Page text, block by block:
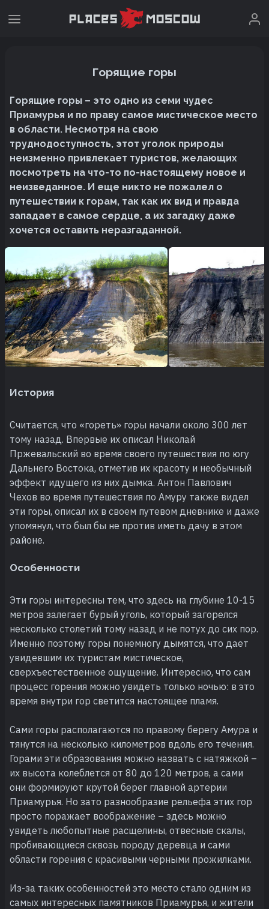
Горящие горы
Горящие горы – это одно из семи чудес
Приамурья и по праву самое мистическое место
в области. Несмотря на свою
труднодоступность, этот уголок природы
неизменно привлекает туристов, желающих
посмотреть на что-то по-настоящему новое и
неизведанное. И еще никто не пожалел о
путешествии к горам, так как их вид и правда
западает в самое сердце, а их загадку даже
хочется оставить неразгаданной.
История
Считается, что «гореть» горы начали около 300 лет
тому назад. Впервые их описал Николай
Пржевальский во время своего путешествия по югу
Дальнего Востока, отметив их красоту и необычный
эффект идущего из них дымка. Антон Павлович
Чехов во время путешествия по Амуру также видел
эти горы, описал их в своем путевом дневнике и даже
упомянул, что был бы не против иметь дачу в этом
районе.
Особенности
Эти горы интересны тем, что здесь на глубине 10-15
метров залегает бурый уголь, который загорелся
несколько столетий тому назад и не потух до сих пор.
Именно поэтому горы понемногу дымятся, что дает
увидевшим их туристам мистическое,
сверхъестественное ощущение. Интересно, что сам
процесс горения можно увидеть только ночью: в это
время внутри гор светится настоящее пламя.
Сами горы располагаются по правому берегу Амура и
тянутся на несколько километров вдоль его течения.
Горами эти образования можно назвать с натяжкой –
их высота колеблется от 80 до 120 метров, а сами
они формируют крутой берег главной артерии
Приамурья. Но зато разнообразие рельефа этих гор
просто поражает воображение – здесь можно
увидеть любопытные расщелины, отвесные скалы,
пробивающиеся сквозь породу деревца и сами
области горения с красивыми черными прожилками.
Из-за таких особенностей это место стало одним из
самых интересных памятников Приамурья, и жители